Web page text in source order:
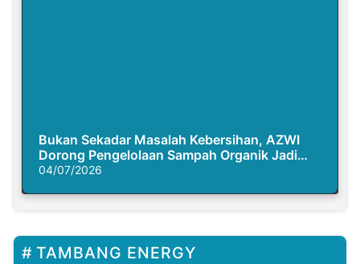
Bukan Sekadar Masalah Kebersihan, AZWI
Dorong Pengelolaan Sampah Organik Jadi
Solusi Krisis Iklim
04/07/2026
TAMBANG ENERGY